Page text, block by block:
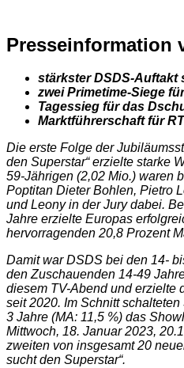
Presseinformation
stärkster DSDS-Auftakt
zwei Primetime-Siege
Tagessieg für das
Marktführerschaft für
Die erste Folge der
den Superstar“ erzielte starke
59-Jährigen (2,02 Mio.) waren
Poptitan Dieter Bohlen, Pietro
und Leony in der Jury dabei.
Jahre erzielte Europas
hervorragenden 20,8 Prozent
Damit war DSDS bei den 14-
den Zuschauenden 14-49
diesem TV-Abend und erzielte
seit 2020. Im Schnitt
3 Jahre (MA: 11,5 %) das
Mittwoch, 18. Januar 2023,
zweiten von insgesamt 20
sucht den Superstar“.